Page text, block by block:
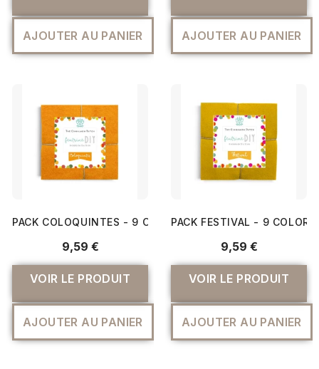
AJOUTER AU PANIER AJOUTER AU PANIER
PACK COLOQUINTES - 9 COLORIS DE FEUTRINE 15X15CM
9,59 €
VOIR LE PRODUIT
AJOUTER AU PANIER
PACK FESTIVAL - 9
9,59 €
VOIR LE PRODUIT
AJOUTER AU PANIER